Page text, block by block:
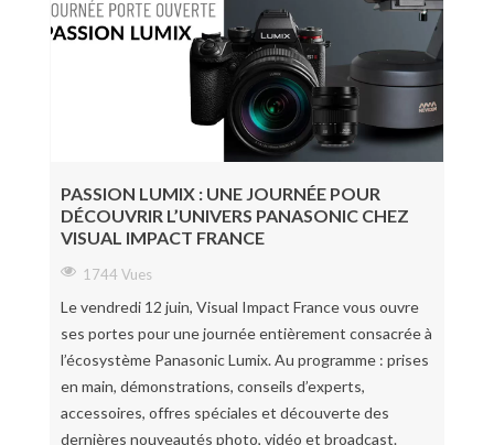
PASSION LUMIX : UNE JOURNÉE POUR
DÉCOUVRIR L’UNIVERS PANASONIC CHEZ
VISUAL IMPACT FRANCE
1744 Vues
Le vendredi 12 juin, Visual Impact France vous ouvre
ses portes pour une journée entièrement consacrée à
l’écosystème Panasonic Lumix. Au programme : prises
en main, démonstrations, conseils d’experts,
accessoires, offres spéciales et découverte des
dernières nouveautés photo, vidéo et broadcast.